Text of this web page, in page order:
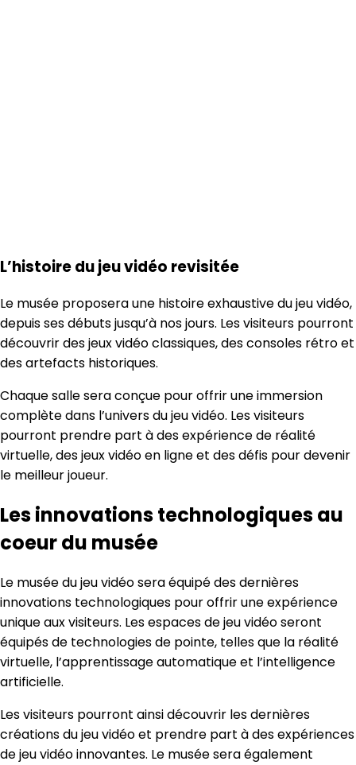
L’histoire du jeu vidéo revisitée
Le musée proposera une histoire exhaustive du jeu vidéo,
depuis ses débuts jusqu’à nos jours. Les visiteurs pourront
découvrir des jeux vidéo classiques, des consoles rétro et
des artefacts historiques.
Chaque salle sera conçue pour offrir une immersion
complète dans l’univers du jeu vidéo. Les visiteurs
pourront prendre part à des expérience de réalité
virtuelle, des jeux vidéo en ligne et des défis pour devenir
le meilleur joueur.
Les innovations technologiques au
coeur du musée
Le musée du jeu vidéo sera équipé des dernières
innovations technologiques pour offrir une expérience
unique aux visiteurs. Les espaces de jeu vidéo seront
équipés de technologies de pointe, telles que la réalité
virtuelle, l’apprentissage automatique et l’intelligence
artificielle.
Les visiteurs pourront ainsi découvrir les dernières
créations du jeu vidéo et prendre part à des expériences
de jeu vidéo innovantes. Le musée sera également